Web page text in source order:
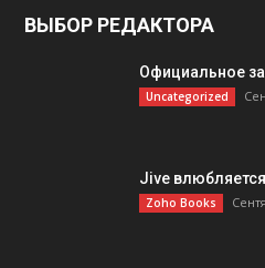
ВЫБОР РЕДАКТОРА
Официальное
Uncategorized
Jive
Zoho Books